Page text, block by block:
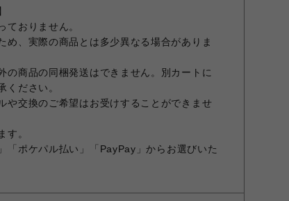
ておりません。
、実際の商品とは多少異なる場合がありま
の商品の同梱発送はできません。別カートに
ください。
や交換のご希望はお受けすることができませ
す。
「ポケパル払い」「PayPay」からお選びいた